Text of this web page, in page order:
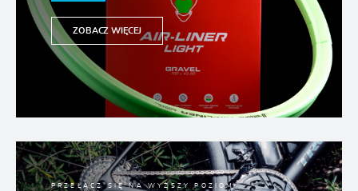
ZOBACZ WIĘCEJ
PRZEŁĄCZ SIĘ NA WYŻSZY POZIOM